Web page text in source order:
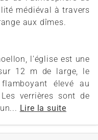
médiéval à travers
aux dîmes.
l'église est une
12 m de large, le
élevé au
verrières sont de
Lire la suite